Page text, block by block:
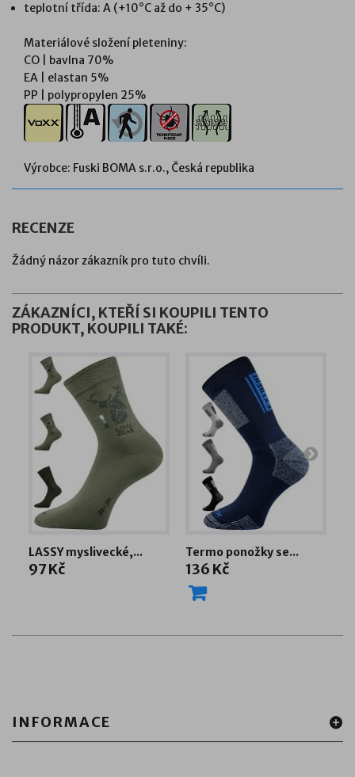
teplotní třída: A (+10°C až do + 35°C)
Materiálové složení pleteniny:
CO | bavlna 70%
EA | elastan 5%
PP | polypropylen 25%
Výrobce: Fuski BOMA s.r.o., Česká republika
RECENZE
Žádný názor zákazník pro tuto chvíli.
ZÁKAZNÍCI, KTEŘÍ SI KOUPILI TENTO
PRODUKT, KOUPILI TAKÉ:
LASSY myslivecké,...
97 Kč
Termo ponožky se...
136 Kč
INFORMACE